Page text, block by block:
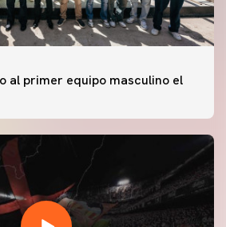
al primer equipo masculino el